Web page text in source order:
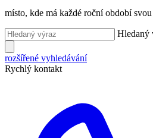
místo, kde má každé roční období
Hledaný
rozšířené vyhledávání
Rychlý kontakt